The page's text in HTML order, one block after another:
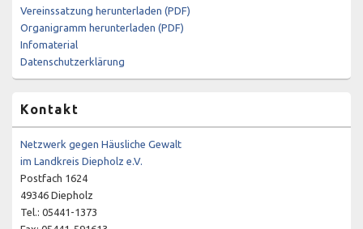
Vereinssatzung herunterladen (PDF)
Organigramm herunterladen (PDF)
Infomaterial
Datenschutzerklärung
Kontakt
Netzwerk gegen Häusliche Gewalt
im Landkreis Diepholz e.V.
Postfach 1624
49346 Diepholz
Tel.: 05441-1373